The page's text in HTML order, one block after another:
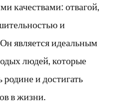
качествами: отвагой,
и
является идеальным
людей, которые
и достигать
в жизни.